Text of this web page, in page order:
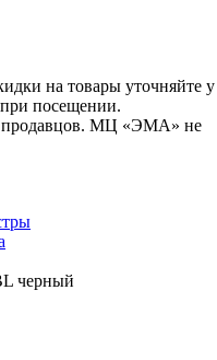
на товары уточняйте у
при посещении.
продавцов. МЦ «ЭМА» не
черный